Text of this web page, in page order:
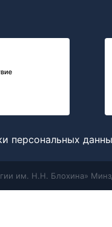
персональных
им. Н.Н. Блохина»